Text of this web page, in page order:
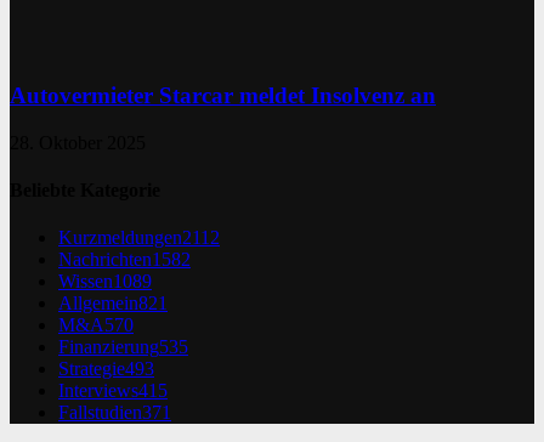
Autovermieter Starcar meldet Insolvenz an
Kurzmeldungen2112
Nachrichten1582
Wissen1089
Allgemein821
M&A570
Finanzierung535
Strategie493
Interviews415
Fallstudien371